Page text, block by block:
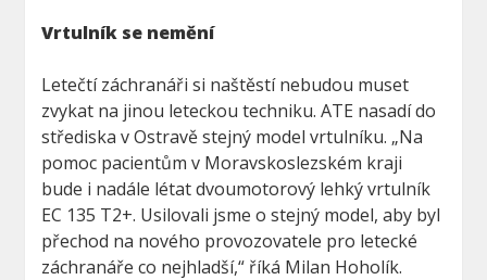
Vrtulník se nemění
Letečtí záchranáři si naštěstí nebudou muset
zvykat na jinou leteckou techniku. ATE nasadí do
střediska v Ostravě stejný model vrtulníku. „Na
pomoc pacientům v Moravskoslezském kraji
bude i nadále létat dvoumotorový lehký vrtulník
EC 135 T2+. Usilovali jsme o stejný model, aby byl
přechod na nového provozovatele pro letecké
záchranáře co nejhladší,“ říká Milan Hoholík.